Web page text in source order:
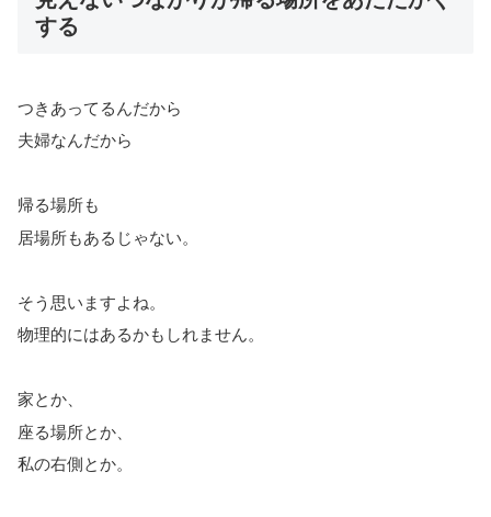
する
つきあってるんだから
夫婦なんだから
帰る場所も
居場所もあるじゃない。
そう思いますよね。
物理的にはあるかもしれません。
家とか、
座る場所とか、
私の右側とか。